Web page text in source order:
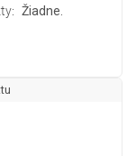
Žiadne.